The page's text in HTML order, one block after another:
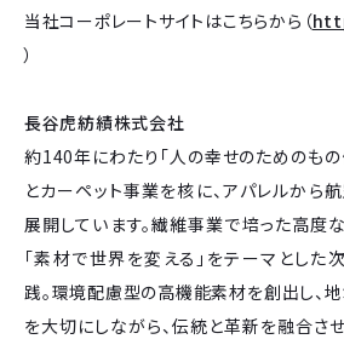
当社コーポレートサイトはこちらから（
）
長谷虎紡績株式会社
約140年にわたり「人の幸せのためのもの
とカーペット事業を核に、アパレルから
展開しています。繊維事業で培った高度
「素材で世界を変える」をテーマとした
践。環境配慮型の高機能素材を創出し、地
を大切にしながら、伝統と革新を融合さ